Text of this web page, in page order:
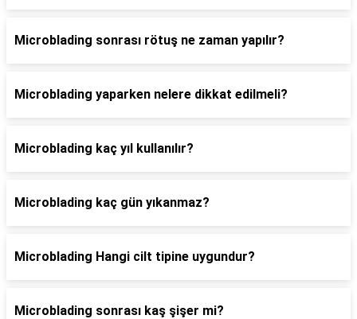
Microblading sonrası rötuş ne zaman yapılır?
Microblading yaparken nelere dikkat edilmeli?
Microblading kaç yıl kullanılır?
Microblading kaç gün yıkanmaz?
Microblading Hangi cilt tipine uygundur?
Microblading sonrası kaş şişer mi?